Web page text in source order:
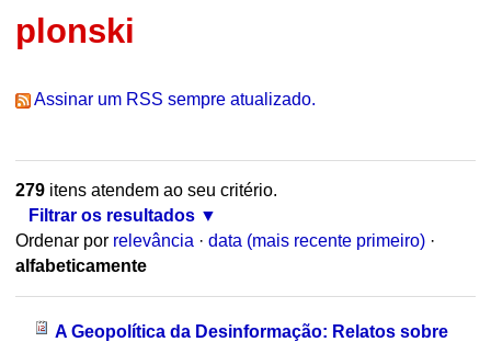
plonski
Assinar um RSS sempre atualizado.
279itens atendem ao seu critério.
Filtrar os resultados
Ordenar por relevância · data (mais recente primeiro) ·
alfabeticamente
A Geopolítica da Desinformação: Relatos sobre